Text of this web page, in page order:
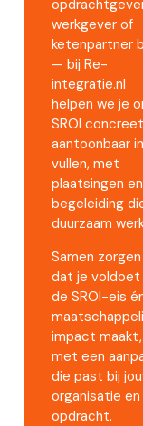
werkgever of
ketenpartner
— bij Re-
integratie.nl
helpen we je
SROI
aantoonbaar
vullen, met
plaatsingen en
begeleiding
duurzaam
Samen
dat je voldoet
de SROI-eis
impact maakt,
met een
die past bij
organisatie en
opdracht.